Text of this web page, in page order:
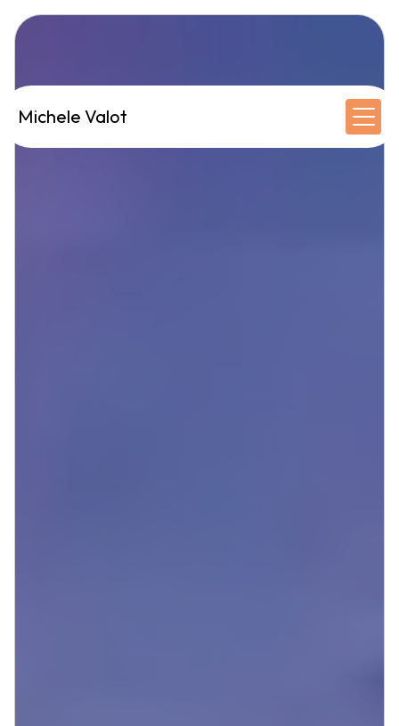
Michele Valot
Panneau de gestion des cookies